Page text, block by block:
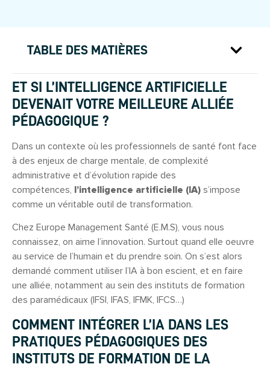
ET SI L’INTELLIGENCE ARTIFICIELLE
DEVENAIT VOTRE MEILLEURE ALLIÉE
PÉDAGOGIQUE ?
Dans un contexte où les professionnels de santé font face
à des enjeux de charge mentale, de complexité
administrative et d’évolution rapide des
compétences, l’intelligence artificielle (IA) s’impose
comme un véritable outil de transformation.
Chez Europe Management Santé (E.M.S), vous nous
connaissez, on aime l’innovation. Surtout quand elle oeuvre
au service de l’humain et du prendre soin. On s’est alors
demandé comment utiliser l’IA à bon escient, et en faire
une alliée, notamment au sein des instituts de formation
des paramédicaux (IFSI, IFAS, IFMK, IFCS…)
COMMENT INTÉGRER L’IA DANS LES
PRATIQUES PÉDAGOGIQUES DES
INSTITUTS DE FORMATION DE LA
TABLE DES MATIÈRES